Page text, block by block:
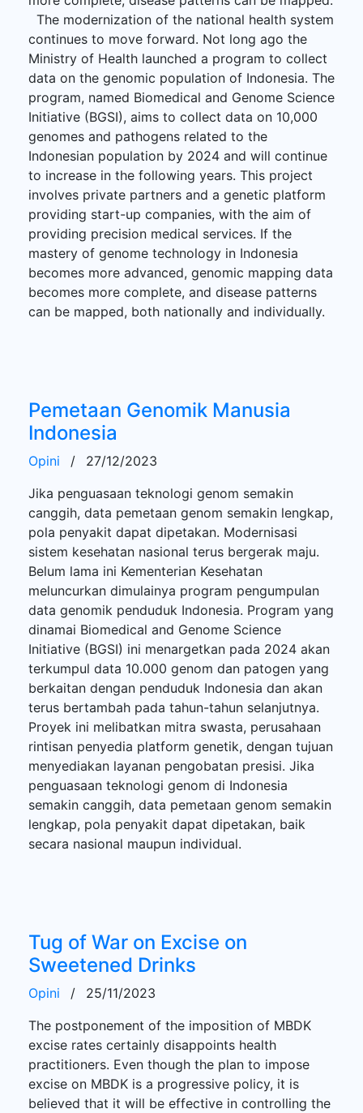
The modernization of the national health system
continues to move forward. Not long ago the
Ministry of Health launched a program to collect
data on the genomic population of Indonesia. The
program, named Biomedical and Genome Science
Initiative (BGSI), aims to collect data on 10,000
genomes and pathogens related to the
Indonesian population by 2024 and will continue
to increase in the following years. This project
involves private partners and a genetic platform
providing start-up companies, with the aim of
providing precision medical services. If the
mastery of genome technology in Indonesia
becomes more advanced, genomic mapping data
becomes more complete, and disease patterns
can be mapped, both nationally and individually.
Pemetaan Genomik Manusia
Indonesia
Opini /
27/12/2023
Jika penguasaan teknologi genom semakin
canggih, data pemetaan genom semakin lengkap,
pola penyakit dapat dipetakan. Modernisasi
sistem kesehatan nasional terus bergerak maju.
Belum lama ini Kementerian Kesehatan
meluncurkan dimulainya program pengumpulan
data genomik penduduk Indonesia. Program yang
dinamai Biomedical and Genome Science
Initiative (BGSI) ini menargetkan pada 2024 akan
terkumpul data 10.000 genom dan patogen yang
berkaitan dengan penduduk Indonesia dan akan
terus bertambah pada tahun-tahun selanjutnya.
Proyek ini melibatkan mitra swasta, perusahaan
rintisan penyedia platform genetik, dengan tujuan
menyediakan layanan pengobatan presisi. Jika
penguasaan teknologi genom di Indonesia
semakin canggih, data pemetaan genom semakin
lengkap, pola penyakit dapat dipetakan, baik
secara nasional maupun individual.
Tug of War on Excise on
Sweetened Drinks
Opini /
25/11/2023
The postponement of the imposition of MBDK
excise rates certainly disappoints health
practitioners. Even though the plan to impose
excise on MBDK is a progressive policy, it is
believed that it will be effective in controlling the